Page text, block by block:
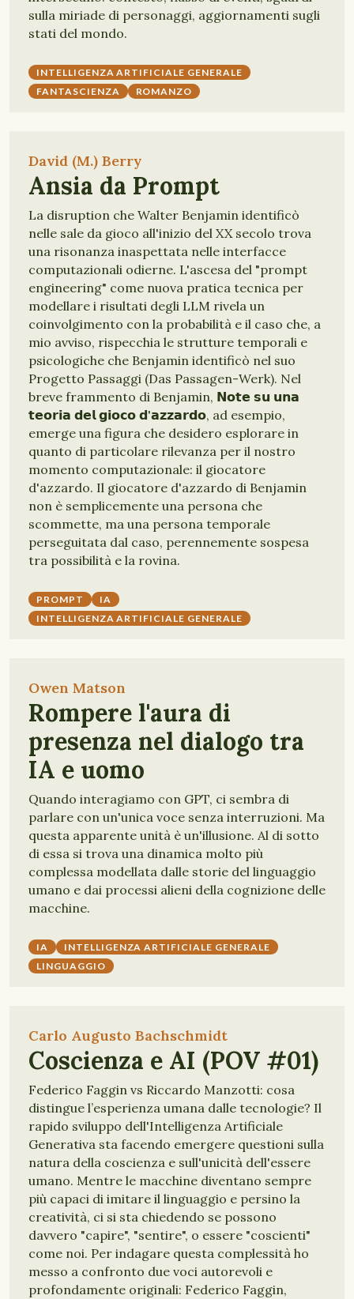
sulla miriade di personaggi, aggiornamenti sugli
stati del mondo.
INTELLIGENZA ARTIFICIALE GENERALE
FANTASCIENZA
ROMANZO
David (M.) Berry
Ansia da Prompt
La disruption che Walter Benjamin identificò
nelle sale da gioco all'inizio del XX secolo trova
una risonanza inaspettata nelle interfacce
computazionali odierne. L'ascesa del "prompt
engineering" come nuova pratica tecnica per
modellare i risultati degli LLM rivela un
coinvolgimento con la probabilità e il caso che, a
mio avviso, rispecchia le strutture temporali e
psicologiche che Benjamin identificò nel suo
Progetto Passaggi (Das Passagen-Werk). Nel
breve frammento di Benjamin, 𝗡𝗼𝘁𝗲 𝘀𝘂 𝘂𝗻𝗮
𝘁𝗲𝗼𝗿𝗶𝗮 𝗱𝗲𝗹 𝗴𝗶𝗼𝗰𝗼 𝗱'𝗮𝘇𝘇𝗮𝗿𝗱𝗼, ad esempio,
emerge una figura che desidero esplorare in
quanto di particolare rilevanza per il nostro
momento computazionale: il giocatore
d'azzardo. Il giocatore d'azzardo di Benjamin
non è semplicemente una persona che
scommette, ma una persona temporale
perseguitata dal caso, perennemente sospesa
tra possibilità e la rovina.
PROMPT
IA
INTELLIGENZA ARTIFICIALE GENERALE
Owen Matson
Rompere l'aura di
presenza nel dialogo tra
IA e uomo
Quando interagiamo con GPT, ci sembra di
parlare con un'unica voce senza interruzioni. Ma
questa apparente unità è un'illusione. Al di sotto
di essa si trova una dinamica molto più
complessa modellata dalle storie del linguaggio
umano e dai processi alieni della cognizione delle
macchine.
IA
INTELLIGENZA ARTIFICIALE GENERALE
LINGUAGGIO
Carlo Augusto Bachschmidt
Coscienza e AI (POV #01)
Federico Faggin vs Riccardo Manzotti: cosa
distingue l’esperienza umana dalle tecnologie? Il
rapido sviluppo dell'Intelligenza Artificiale
Generativa sta facendo emergere questioni sulla
natura della coscienza e sull'unicità dell'essere
umano. Mentre le macchine diventano sempre
più capaci di imitare il linguaggio e persino la
creatività, ci si sta chiedendo se possono
davvero "capire", "sentire", o essere "coscienti"
come noi. Per indagare questa complessità ho
messo a confronto due voci autorevoli e
profondamente originali: Federico Faggin,